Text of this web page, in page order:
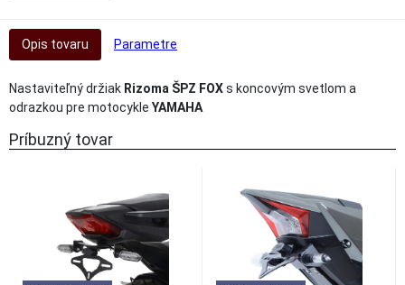
Opis tovaru Parametre
Nastaviteľný držiak Rizoma ŠPZ FOXs koncovým svetlom a
odrazkou pre motocykle YAMAHA
Príbuzný tovar